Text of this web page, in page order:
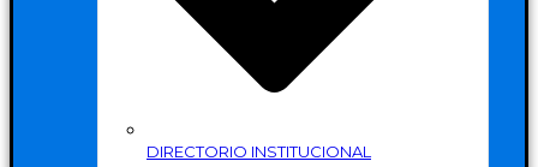
DIRECTORIO INSTITUCIONAL